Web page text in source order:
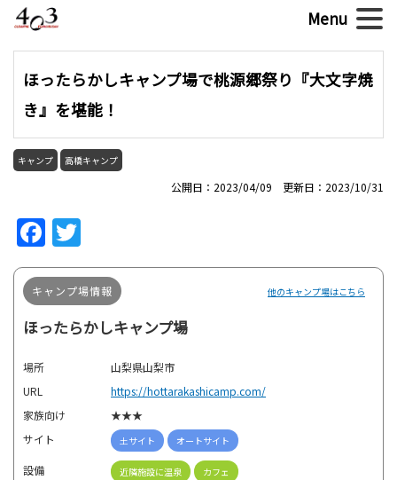
ほったらかしキャンプ場で桃源郷祭り『大文字焼
き』を堪能！
キャンプ 高橋キャンプ
公開日：2023/04/09 更新日：2023/10/31
Facebook
キャンプ場情報 他のキャンプ場はこちら
ほったらかしキャンプ場
場所
山梨県山梨市
URL
https://hottarakashicamp.com/
家族向け
★★★
サイト
土サイト オートサイト
設備 近隣施設に温泉 カフェ